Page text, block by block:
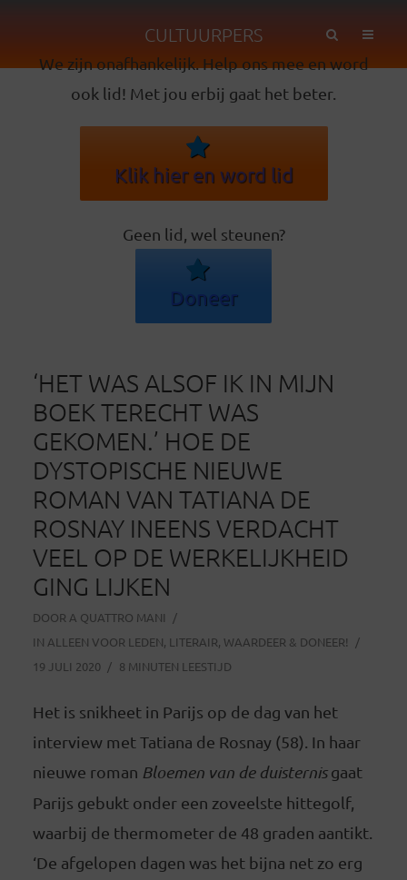
CULTUURPERS
We zijn onafhankelijk. Help ons mee en word
ook lid! Met jou erbij gaat het beter.
Klik hier en word lid
Geen lid, wel steunen?
Doneer
‘HET WAS ALSOF IK IN MIJN
BOEK TERECHT WAS
GEKOMEN.’ HOE DE
DYSTOPISCHE NIEUWE
ROMAN VAN TATIANA DE
ROSNAY INEENS VERDACHT
VEEL OP DE WERKELIJKHEID
GING LIJKEN
DOOR A QUATTRO MANI
IN ALLEEN VOOR LEDEN, LITERAIR, WAARDEER & DONEER!
19 JULI 2020
8 MINUTEN LEESTIJD
Het is snikheet in Parijs op de dag van het
interview met Tatiana de Rosnay (58). In haar
nieuwe roman Bloemen van de duisternisgaat
Parijs gebukt onder een zoveelste hittegolf,
waarbij de thermometer de 48 graden aantikt.
‘De afgelopen dagen was het bijna net zo erg